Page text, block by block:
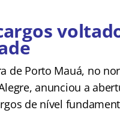
de Porto Mauá, no
anunciou a
de nível